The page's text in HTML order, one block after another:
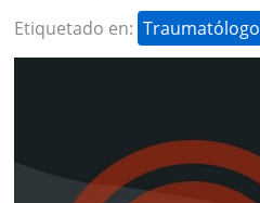
Etiquetado en: Traumatólogo